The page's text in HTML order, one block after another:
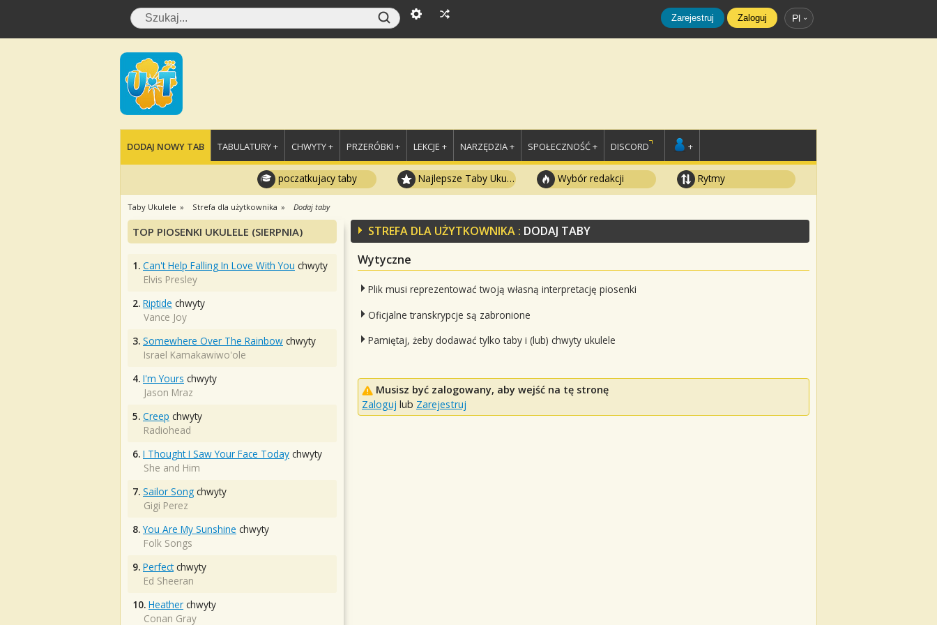
Zarejestruj Zaloguj Pl
DODAJ NOWY TAB TABULATURY + CHWYTY + PRZERÓBKI + LEKCJE + NARZĘDZIA + SPOŁECZNOŚĆ + DISCORD +
poczatkujacy taby Najlepsze Taby Ukulele Wybór redakcji Rytmy
Taby Ukulele Strefa dla użytkownika Dodaj taby
STREFA DLA UŻYTKOWNIKA : DODAJ TABY
Wytyczne
Plik musi reprezentować twoją własną interpretację piosenki
Oficjalne transkrypcje są zabronione
Pamiętaj, żeby dodawać tylko taby i (lub) chwyty ukulele
Musisz być zalogowany, aby wejść na tę stronę
Zaloguj lub Zarejestruj
TOP PIOSENKI UKULELE (SIERPNIA)
1. Can't Help Falling In Love With You chwyty
Elvis Presley
2. Riptide chwyty
Vance Joy
3. Somewhere Over The Rainbow chwyty
Israel Kamakawiwo'ole
4. I'm Yours chwyty
Jason Mraz
5. Creep chwyty
Radiohead
6. I Thought I Saw Your Face Today chwyty
She and Him
7. Sailor Song chwyty
Gigi Perez
8. You Are My Sunshine chwyty
Folk Songs
9. Perfectchwyty
Ed Sheeran
10. Heather chwyty
Conan Gray